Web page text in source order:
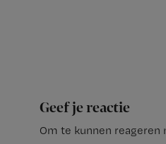
Geef je reactie
Om te kunnen reageren